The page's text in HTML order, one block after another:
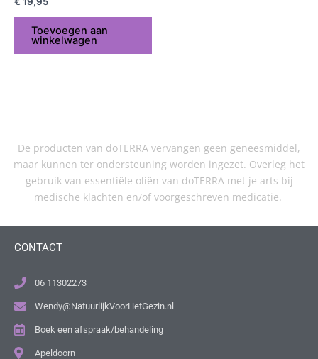
Toevoegen aan
winkelwagen
De producten van doTERRA vervangen geen geneesmiddel,
maar kunnen ter ondersteuning worden ingezet. Overleg het
gebruik van essentiële oliën van doTERRA met je arts bij
medische klachten en/of voorgeschreven medicatie.
CONTACT
06 11302273
Wendy@NatuurlijkVoorHetGezin.nl
Boek een afspraak/behandeling
Apeldoorn